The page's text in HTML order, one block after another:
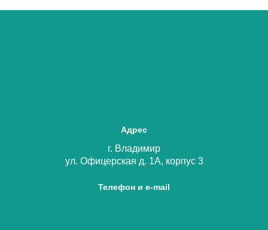
Адрес
г. Владимир
ул. Офицерская д. 1А, корпус 3
Телефон и e-mail